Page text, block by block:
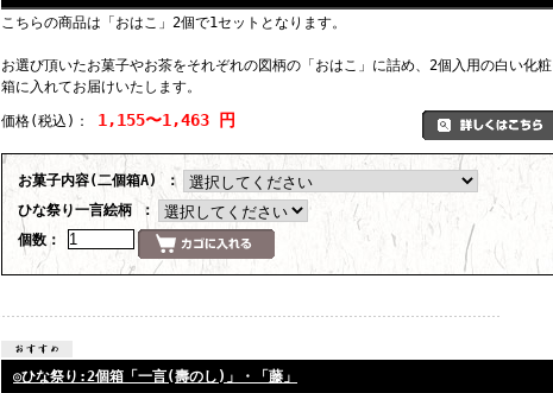
こちらの商品は「おはこ」2個で1セットとなります。
お選び頂いたお菓子やお茶をそれぞれの図柄の「おはこ」に詰め、2個入用の白い化粧
箱に入れてお届けいたします。
価格(税込) ： 1,155〜1,463 円
お菓子内容(二個箱A) ：
ひな祭り一言絵柄 ：
個数：
◎ひな祭り:2個箱「一言(壽のし)」・「藤」